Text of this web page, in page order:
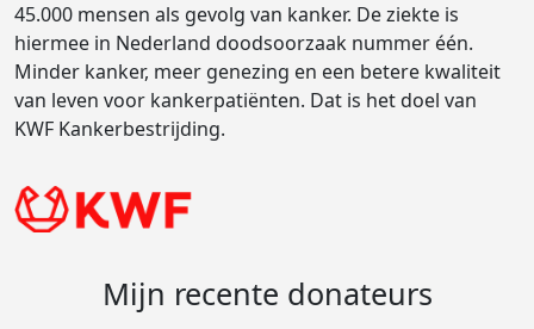
45.000 mensen als gevolg van kanker. De ziekte is
hiermee in Nederland doodsoorzaak nummer één.
Minder kanker, meer genezing en een betere kwaliteit
van leven voor kankerpatiënten. Dat is het doel van
KWF Kankerbestrijding.
Mijn recente donateurs